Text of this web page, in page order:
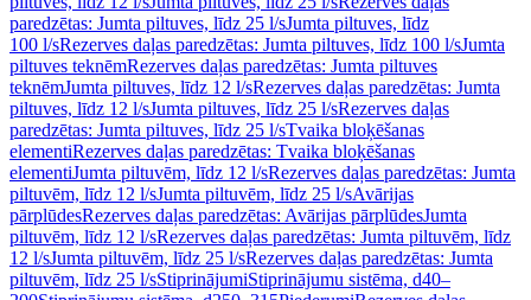
paredzētas: Jumta piltuves, līdz 25 l/sJumta piltuves, līdz
100 l/sRezerves daļas paredzētas: Jumta piltuves, līdz 100 l/sJumta
piltuves teknēmRezerves daļas paredzētas: Jumta piltuves
teknēmJumta piltuves, līdz 12 l/sRezerves daļas paredzētas: Jumta
piltuves, līdz 12 l/sJumta piltuves, līdz 25 l/sRezerves daļas
paredzētas: Jumta piltuves, līdz 25 l/sTvaika bloķēšanas
elementiRezerves daļas paredzētas: Tvaika bloķēšanas
elementiJumta piltuvēm, līdz 12 l/sRezerves daļas paredzētas: Jumta
piltuvēm, līdz 12 l/sJumta piltuvēm, līdz 25 l/sAvārijas
pārplūdesRezerves daļas paredzētas: Avārijas pārplūdesJumta
piltuvēm, līdz 12 l/sRezerves daļas paredzētas: Jumta piltuvēm, līdz
12 l/sJumta piltuvēm, līdz 25 l/sRezerves daļas paredzētas: Jumta
piltuvēm, līdz 25 l/sStiprinājumiStiprinājumu sistēma, d40–